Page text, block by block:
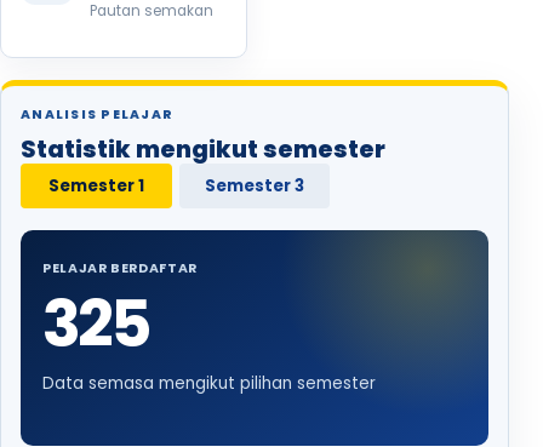
Pautan semakan
ANALISIS PELAJAR
Statistik mengikut semester
Semester 1 Semester 3
PELAJAR BERDAFTAR
325
Data semasa mengikut pilihan semester